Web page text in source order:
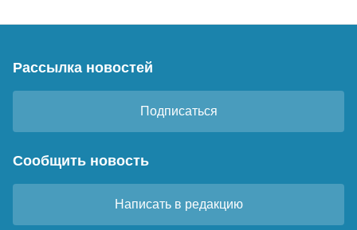
Рассылка новостей
Подписаться
Сообщить новость
Написать в редакцию